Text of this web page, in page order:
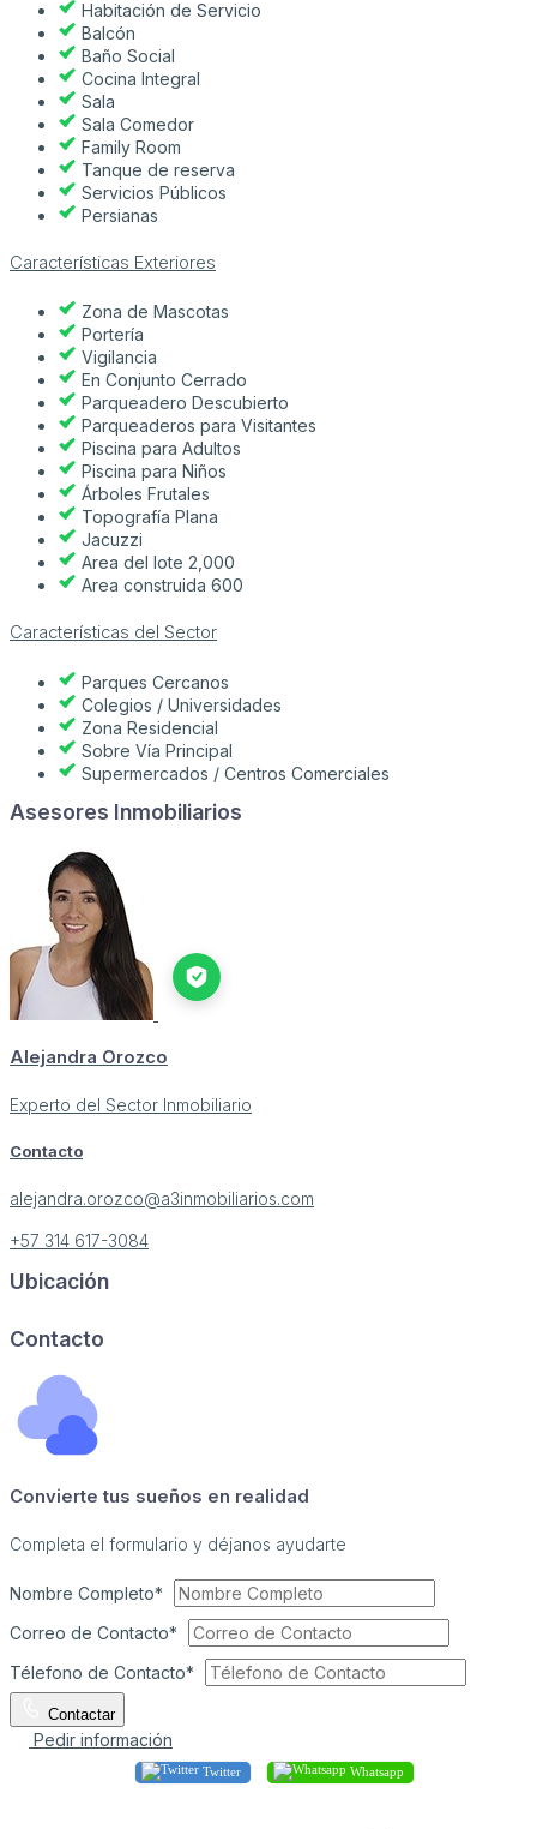
Habitación de Servicio
Balcón
Baño Social
Cocina Integral
Sala
Sala Comedor
Family Room
Tanque de reserva
Servicios Públicos
Persianas
Características Exteriores
Zona de Mascotas
Portería
Vigilancia
En Conjunto Cerrado
Parqueadero Descubierto
Parqueaderos para Visitantes
Piscina para Adultos
Piscina para Niños
Árboles Frutales
Topografía Plana
Jacuzzi
Area del lote 2,000
Area construida 600
Características del Sector
Parques Cercanos
Colegios / Universidades
Zona Residencial
Sobre Vía Principal
Supermercados / Centros Comerciales
Asesores Inmobiliarios
Alejandra Orozco
Experto del Sector Inmobiliario
Contacto
alejandra.orozco@a3inmobiliarios.com
+57 314 617-3084
Ubicación
Contacto
Convierte tus sueños en realidad
Completa el formulario y déjanos ayudarte
Nombre Completo*
Correo de Contacto*
Télefono de Contacto*
Contactar
Pedir información
Twitter Whatsapp